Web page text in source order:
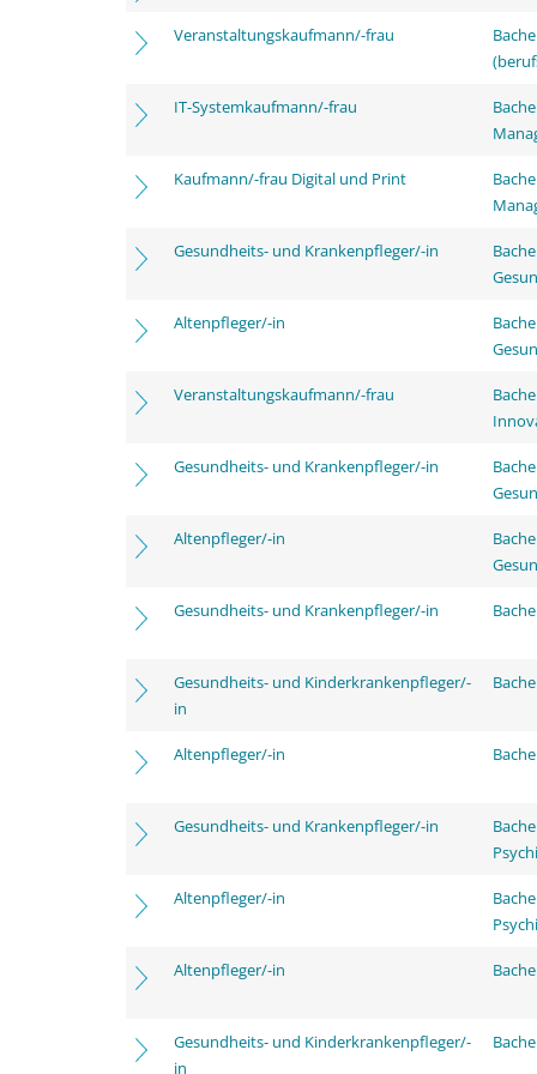
Veranstaltungskaufmann/-frau
IT-Systemkaufmann/-frau
Kaufmann/-frau Digital und Print
Gesundheits- und Krankenpfleger/-in
Altenpfleger/-in
Veranstaltungskaufmann/-frau
Gesundheits- und Krankenpfleger/-in
Altenpfleger/-in
Gesundheits- und Krankenpfleger/-in
Gesundheits- und Kinderkrankenpfleger/-
in
Altenpfleger/-in
Gesundheits- und Krankenpfleger/-in
Altenpfleger/-in
Altenpfleger/-in
Gesundheits- und Kinderkrankenpfleger/-
in